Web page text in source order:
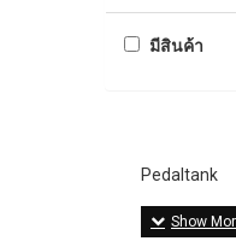
มีสินค้า
Pedaltank